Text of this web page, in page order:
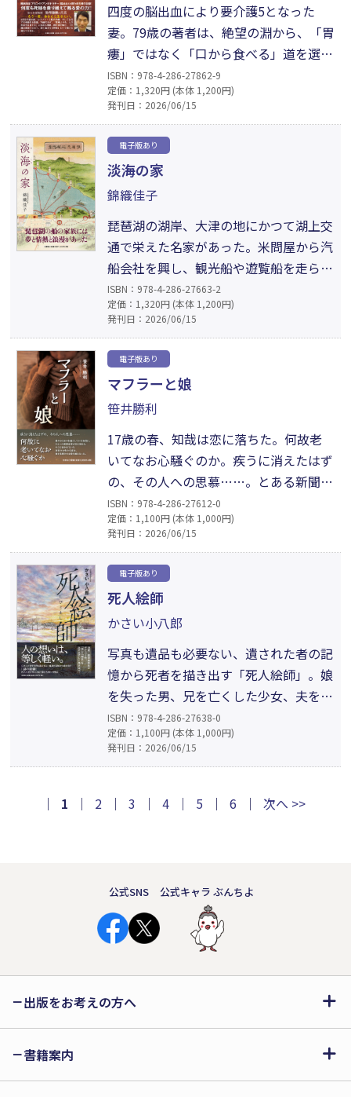
四度の脳出血により要介護5となった
妻。79歳の著者は、絶望の淵から、「胃
瘻」ではなく「口から食べる」道を選
び、在宅介護を決断する。本書は壮絶な
記録にとどまらず、心を守るための「1
日の15％は介護から離れる」といった実
践的知恵や、医療者との付き合い方も提
示。家族だからこそ見える「魂の変化」
を大切に、希望をつなぐ姿を描いた、す
べての介護者に贈る啓発と感動の力作。
ISBN：978-4-286-27862-9
定価：1,320円 (本体 1,200円)
発刊日：2026/06/15
電子版あり
淡海の家
錦織佳子
琵琶湖の湖岸、大津の地にかつて湖上交
通で栄えた名家があった。米問屋から汽
船会社を興し、観光船や遊覧船を走ら
せ、近江の発展に尽力した谷口家。その
家に生まれた末の子はある事情から養子
は自らの出生の秘密と一族の歴史を知
り、琵琶湖とともに栄えた家の記憶をた
どり始める。娘である筆者が実際の資料
と家族の証言をもとに描いた、淡海の物
語。
ISBN：978-4-286-27663-2
定価：1,320円 (本体 1,200円)
発刊日：2026/06/15
電子版あり
マフラーと娘
笹井勝利
17歳の春、知哉は恋に落ちた。何故老
いてなお心騒ぐのか。疾うに消えたはず
の、その人への思慕……。とある新聞記
事が、穏やかな日々を過ごしていた知哉
の目に留まる。そこに書かれていた初恋
の女性の名前は、彼を覚醒させる導火線
となった。たった一度の選択が、永遠の
記憶になる。すれ違いの果てに残され
た、ひとつの純愛のかたちを描く余韻深
い物語。
ISBN：978-4-286-27612-0
定価：1,100円 (本体 1,000円)
発刊日：2026/06/15
電子版あり
死人絵師
かさい小八郎
写真も遺品も必要ない、遺された者の記
憶から死者を描き出す「死人絵師」。娘
を失った男、兄を亡くした少女、夫を看
取った老婆、希死念慮の中年女。それぞ
れの後悔と愛情が交差するとき、一枚の
絵が遺族の止まった時間を動かし始め
く「死」と「再生」の物語。小説デビュ
ISBN：978-4-286-27638-0
定価：1,100円 (本体 1,000円)
発刊日：2026/06/15
｜ 1 ｜ 2 ｜ 3 ｜ 4 ｜ 5 ｜ 6 ｜ 次へ >>
公式SNS 公式キャラ ぶんちよ
出版をお考えの方へ
書籍案内